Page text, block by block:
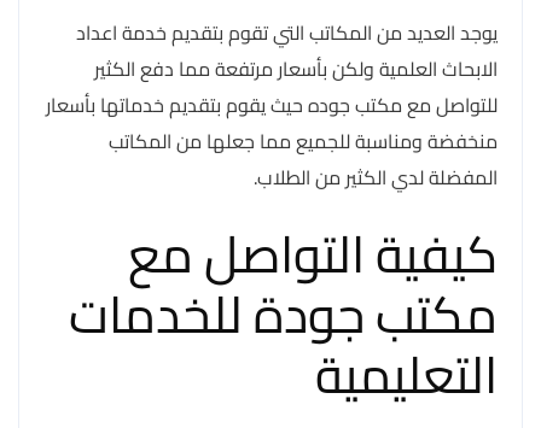
يوجد العديد من المكاتب التي تقوم بتقديم خدمة اعداد
الابحاث العلمية ولكن بأسعار مرتفعة مما دفع الكثير
للتواصل مع مكتب جوده حيث يقوم بتقديم خدماتها بأسعار
منخفضة ومناسبة للجميع مما جعلها من المكاتب
المفضلة لدي الكثير من الطلاب.
كيفية التواصل مع
مكتب جودة للخدمات
التعليمية